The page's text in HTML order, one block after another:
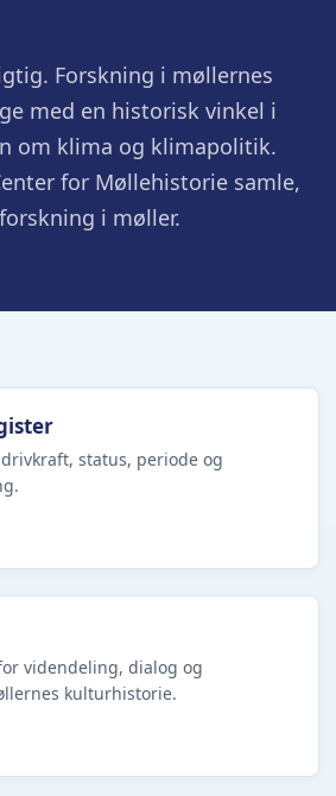
Forskning i møllernes
med en historisk vinkel i
om klima og klimapolitik.
for Møllehistorie samle,
i møller.
status, periode og
videndeling, dialog og
kulturhistorie.